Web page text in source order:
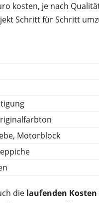
kosten, je nach
Schritt für Schritt
Motorblock
die laufenden